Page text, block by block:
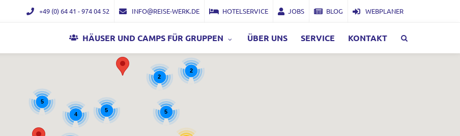
+49 (0) 64 41 - 974 04 52 INFO@REISE-WERK.DE HOTELSERVICE JOBS BLOG WEBPLANER
HÄUSER UND CAMPS FÜR GRUPPEN ÜBER UNS SERVICE KONTAKT
2
5
4 5
5
2